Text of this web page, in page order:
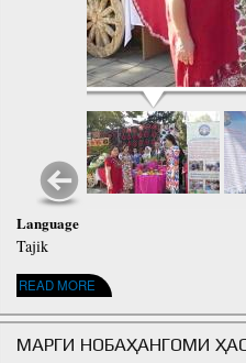
Language
Tajik
READ MORE
ABOUT ДАР ДУШАНБЕ ҶАШНИ МЕҲРГОН
МАРГИ НОБАҲАНГОМИ